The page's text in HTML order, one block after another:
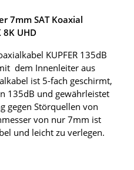
7mm SAT Koaxial
UHD
KUPFER 135dB
dem Innenleiter aus
ist 5-fach geschirmt,
135dB und gewährleistet
gegen Störquellen von
von nur 7mm ist
und leicht zu verlegen.